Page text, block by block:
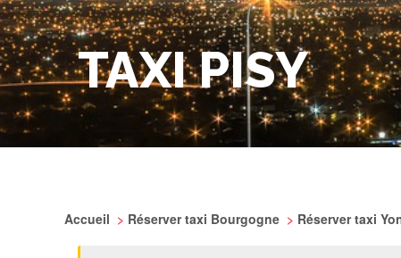
TAXI PISY
Accueil > Réserver taxi Bourgogne > Réserver taxi